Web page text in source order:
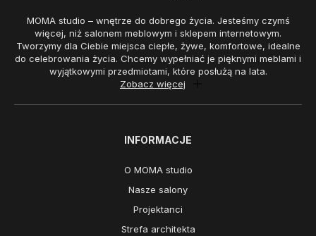
MOMA studio – wnętrze do dobrego życia. Jesteśmy czymś
więcej, niż salonem meblowym i sklepem internetowym.
Tworzymy dla Ciebie miejsca ciepłe, żywe, komfortowe, idealne
do celebrowania życia. Chcemy wypełniać je pięknymi meblami i
wyjątkowymi przedmiotami, które posłużą na lata.
Zobacz więcej
INFORMACJE
O MOMA studio
Nasze salony
Projektanci
Strefa architekta